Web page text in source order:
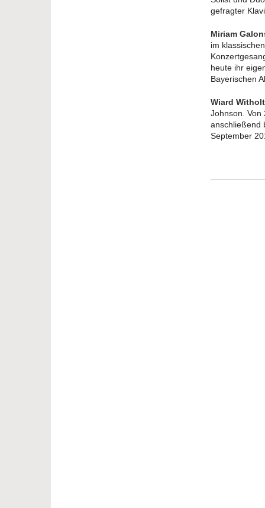
gefragter
Miriam
im
heute ihr
Bayerischen
Wiard Witholt
Johnson. Von
anschließend
September